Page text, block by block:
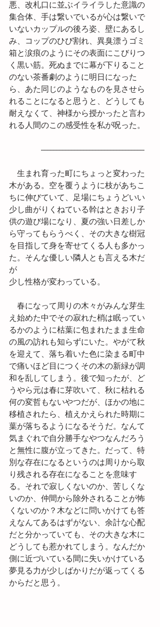
悪、改札口に並ぶイライラした意識の
集合体、手は繋いでいるが心は繋いで
いないカップルの後ろ姿、壁にあるし
み、コップのひび割れ、異臭漂うゴミ
箱と涙痕のようにその表面にこびりつ
く黒い筋。死ぬまでに幕が下りること
のない茶番劇のように明日になった
ら、あた同じのようなものを見させら
れることになると思うと、どうしても
耐えなくて、神様から授かったと言わ
れる人間のこの感受性を私が呪った。
---------------------------------------------------------------------
生まれ育った町にちょっと変わった
木がある。空を覆うように枝があちこ
ちに伸びていて、足場にちょうどいい
少し曲がりくねている幹はときおり子
供の遊び場になり、夏の強い日差しか
ら守ってもらうべく、その大きな樹冠
を目指して身を寄せてくる人も多かっ
た。そんな優しい隣人とも言える木だ
が
少し性格が変わっている。
春になって周りの木々がみんな芽生
え始めた中でその寂れた梢は眠ってい
るかのように枯葉に包まれたまま生命
の風の訪れも知らずにいた。やがて秋
を迎えて、落ち着いた色に染まる町中
で痛いほど目につくその木の新緑が調
和を乱してしまう。後で知ったが、ど
うやら元は春に芽吹いて、秋に枯れる
何の変哲もないやつだが、ほかの地に
移植されたら、植えかえられた時期に
葉が落ちるようになるそうだ。なんて
気まぐれで自分勝手なやつなんだろう
と無性に腹が立ってきた。だって、特
別な存在になるというのは周りから取
り残される存在になることを意味す
る。それで寂しくないのか、苦しくな
いのか、仲間から除外されることが怖
くないのか？木などに問いかけても答
えなんてあるはずがない、余計な心配
だと分かっていても、その大きな木に
どうしても惹かれてしまう。なんだか
側に近づいている間に失いかけている
夢見る力が少しばかりだが返ってくる
からだと思う。